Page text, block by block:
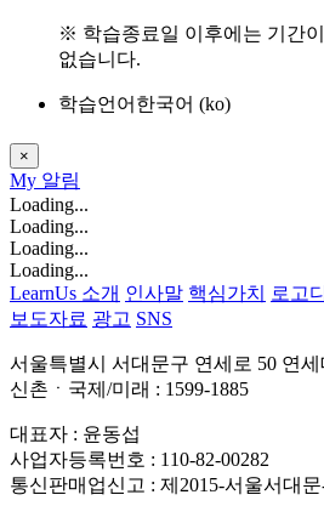
※ 학습종료일 이후에는 기간
없습니다.
학습언어 한국어 ‎(ko)‎
×
My 알림
Loading...
Loading...
Loading...
Loading...
LearnUs 소개 인사말 핵심가치
로고
보도자료 광고 SNS
서울특별시 서대문구 연세로 50 연세
신촌ㆍ국제/미래 : 1599-1885
대표자 : 윤동섭
사업자등록번호 : 110-82-00282
통신판매업신고 : 제2015-서울서대문